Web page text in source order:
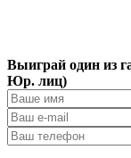
Выиграй один из
Юр. лиц)